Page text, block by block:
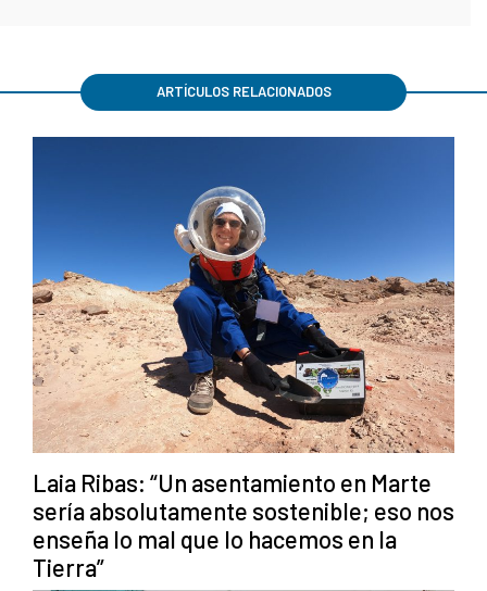
ARTÍCULOS RELACIONADOS
Laia Ribas: “Un asentamiento en Marte
sería absolutamente sostenible; eso nos
enseña lo mal que lo hacemos en la
Tierra”